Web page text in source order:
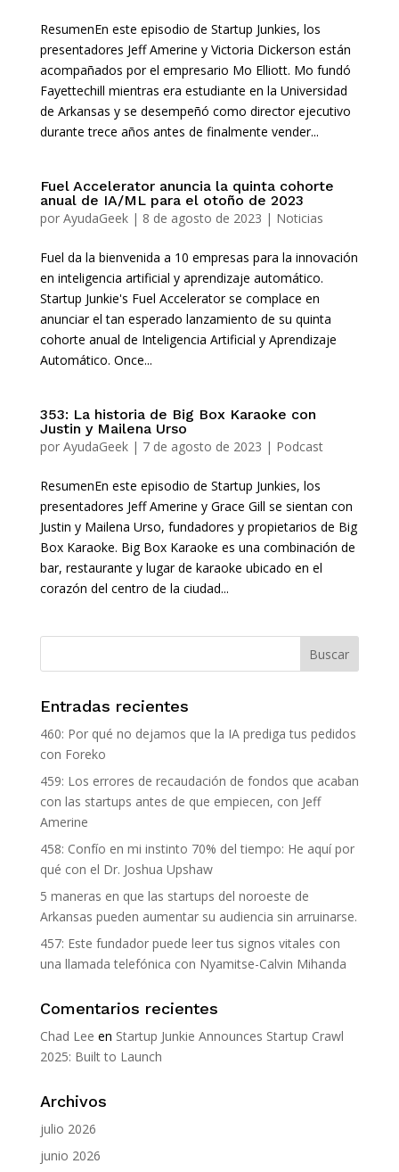
ResumenEn este episodio de Startup Junkies, los
presentadores Jeff Amerine y Victoria Dickerson están
acompañados por el empresario Mo Elliott. Mo fundó
Fayettechill mientras era estudiante en la Universidad
de Arkansas y se desempeñó como director ejecutivo
durante trece años antes de finalmente vender...
Fuel Accelerator anuncia la quinta cohorte
anual de IA/ML para el otoño de 2023
por AyudaGeek| 8 de agosto de 2023 | Noticias
Fuel da la bienvenida a 10 empresas para la innovación
en inteligencia artificial y aprendizaje automático.
Startup Junkie's Fuel Accelerator se complace en
anunciar el tan esperado lanzamiento de su quinta
cohorte anual de Inteligencia Artificial y Aprendizaje
Automático. Once...
353: La historia de Big Box Karaoke con
Justin y Mailena Urso
por AyudaGeek| 7 de agosto de 2023 | Podcast
ResumenEn este episodio de Startup Junkies, los
presentadores Jeff Amerine y Grace Gill se sientan con
Justin y Mailena Urso, fundadores y propietarios de Big
Box Karaoke. Big Box Karaoke es una combinación de
bar, restaurante y lugar de karaoke ubicado en el
corazón del centro de la ciudad...
Entradas recientes
460: Por qué no dejamos que la IA prediga tus pedidos
con Foreko
459: Los errores de recaudación de fondos que acaban
con las startups antes de que empiecen, con Jeff
Amerine
458: Confío en mi instinto 70% del tiempo: He aquí por
qué con el Dr. Joshua Upshaw
5 maneras en que las startups del noroeste de
Arkansas pueden aumentar su audiencia sin arruinarse.
457: Este fundador puede leer tus signos vitales con
una llamada telefónica con Nyamitse-Calvin Mihanda
Comentarios recientes
Chad Lee en Startup Junkie Announces Startup Crawl
2025: Built to Launch
Archivos
julio 2026
junio 2026